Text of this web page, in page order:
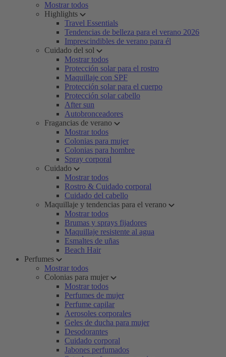
Mostrar todos
Highlights
Travel Essentials
Tendencias de belleza para el verano 2026
Imprescindibles de verano para él
Cuidado del sol
Mostrar todos
Protección solar para el rostro
Maquillaje con SPF
Protección solar para el cuerpo
Protección solar cabello
After sun
Autobronceadores
Fragancias de verano
Mostrar todos
Colonias para mujer
Colonias para hombre
Spray corporal
Cuidado
Mostrar todos
Rostro & Cuidado corporal
Cuidado del cabello
Maquillaje y tendencias para el verano
Mostrar todos
Brumas y sprays fijadores
Maquillaje resistente al agua
Esmaltes de uñas
Beach Hair
Perfumes
Mostrar todos
Colonias para mujer
Mostrar todos
Perfumes de mujer
Perfume capilar
Aerosoles corporales
Geles de ducha para mujer
Desodorantes
Cuidado corporal
Jabones perfumados